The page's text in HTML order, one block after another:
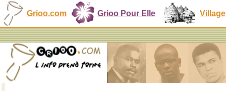
Grioo.com Grioo Pour Elle Village